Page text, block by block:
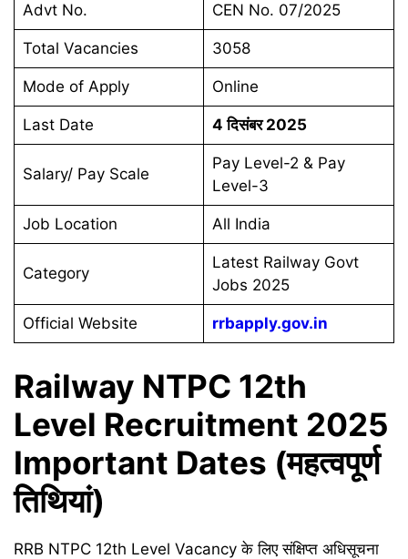
Advt No. CEN No. 07/2025
Total Vacancies 3058
Mode of Apply Online
Last Date 4 दिसंबर 2025
Salary/ Pay Scale
Pay Level-2 & Pay
Level-3
Job Location All India
Category
Latest Railway Govt
Jobs 2025
Official Website rrbapply.gov.in
Railway NTPC 12th
Level Recruitment 2025
Important Dates (महत्वपूर्ण
तिथियां)
RRB NTPC 12th Level Vacancy के लिए संक्षिप्त अधिसूचना